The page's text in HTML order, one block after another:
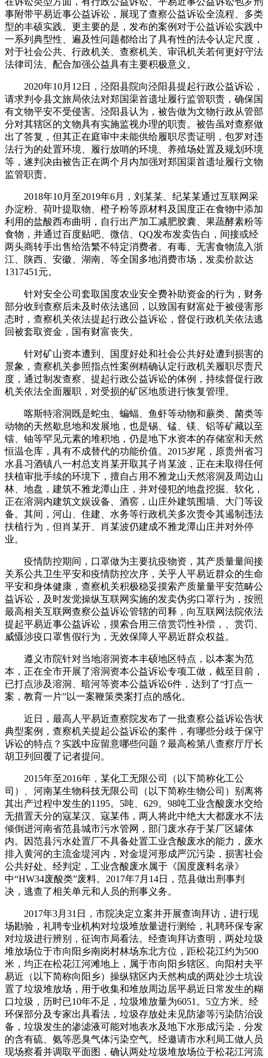
事附带平易近事公益诉讼，展现了查察公益诉讼全流程、多类
型的丰硕实践。更主要的是，发布的案例对于公益诉讼实践中
一系列典型性、遍及性问题都给出了具有性的法令认定尺度，
对于社会公共、行政机关、查察机关、审讯机关若何更好守法
法律司法、配合加强公益具有主要积极意义。
2020年10月12日，泾阳县院向泾阳县提起行政公益诉讼，
请求判令县文旅局依法对郑国渠首遗址履行监管职责，确保国
有文物平安不受侵害。泾阳县认为，被告做为文物行政从管部
分对其辖区的文物具有实施监视办理的职责。被告虽对查察做
出了答复，但其正在庭审中未能供给履职尽责证明，包罗对违
法行为的处置环境、履行放哨的环境、养殖场处置及规划环境
等，遂判决由被告正在两个月内加强对郑国渠首遗址履行文物
监管职责。
2018年10月至2019年6月，刘某某、纪某某通过互联网采
办淀粉、荷叶提取物、橙子粉等原材料及国度正在食物中添加
利用的盐酸西布曲明，自行出产加工减肥胶囊、果蔬酵素粉等
食物，并通过百度贴吧、微信、QQ发布发卖告白，间接或经
两头商转手出售给浩繁不特定消费者。有毒、无害食物流入浙
江、陕西、安徽、湖南、等全国多地消费市场，发卖价款达
1317451元。
针对安全公司套取国度农业安全费补助资金的行为，财务
部分收到查察后未及时依法逃回，以致国有财富处于被侵害形
态时，查察机关依法提起行政公益诉讼，督促行政机关依法逃
回被套取资金，国有财富丧失。
针对矿山资本遭到、国度好处和社会公共好处遭到损害的
景象，查察机关参照指点性案例精确认定行政机关履职尽责尺
度，通过制发查察、提起行政公益诉讼的体例，持续督促行政
机关依法全面履职，对受损的矿区地质进行恢复管理。
喀斯特溶洞既是蛇虫、蝙蝠、鱼虾等动物和蕨类、菌类等
动物的天然歇息地和发展地，也是锡、锰、镁、铝等矿藏以至
镭、铀等罕见元素的堆积地，仍是地下水资本的存储室和天然
恒温仓库，具有不成替代的功能价值。2015岁尾，原贵州省习
水县习酒镇八一村总支肖某开取其子肖某波，正在未取得任何
扶植审批手续的环境下，擅自占用不雅龙山天然溶洞及周边山
林、地盘，建筑不雅龙潭山庄，并对侵犯的地盘挖掘、软化，
正在溶洞内建筑文娱设备、酒窖，山庄外建筑围墙、大门等设
备。其间，河山、住建、水务等行政机关多次责令其遏制违法
扶植行为，但肖某开、肖某波仍建成不雅龙潭山庄并对外停
业。
疫情防控期间，口罩做为主要抗疫物资，其产质量量间接
关系公共卫生平安和疫情防控次序，关乎人平易近群众的生命
平安和身体健康，查察机关积极稳妥摸索产质量量平安范畴公
益诉讼，及时发觉操纵互联网实施的发卖伪劣口罩行为，按照
最高相关互联网查察公益诉讼管辖的司释，向互联网法院依法
提起平易近事公益诉讼，摸索合用三倍赏罚性补偿，、赏罚、
威慑涉疫口罩售假行为，无效保障人平易近群众权益。
遵义市院针对当地溶洞资本丰硕地区特点，以本案为范
本，正在全市开展了溶洞资本公益诉讼专项工做，截至目前，
已打点涉及溶洞、暗河等资本公益诉讼6件，达到了“打点一
案，教育一片”以一案鞭策类案打点的感化。
近日，最高人平易近查察院发布了一批查察公益诉讼告状
典型案例，查察机关提起公益诉讼的案件，有哪些分歧于保守
诉讼的特点？实践中应留意哪些问题？最高检第八查察厅厅长
胡卫列回覆了记者提问。
2015年至2016年，某化工无限公司（以下简称化工公
司）、河南某生物科技无限公司（以下简称生物公司）别离将
其出产过程中发生的1195。5吨、629。98吨工业含酸废水交给
无措置天分的寇某汉、寇某伟，两人将此中绝大大都废水不法
倾倒进河南省范县城市污水管网，部门废水存于某厂区罐体
内。因范县污水处置厂不具备处置工业含酸废水的能力，废水
排入黄河的主流金堤河内，对金堤河形成严沉污染，损害社会
公共好处。经判定，工业含酸废水属于《国度废料名录》
中“HW34废酸类”废料。2017年7月14日，范县做出刑事判
决，逃查了相关单元和人员的刑事义务。
2017年3月31日，市院决定立案并开展查询拜访，进行现
场勘验，礼聘专业机构对垃圾堆放量进行测绘，礼聘环保专家
对垃圾进行辨别，征询市局看法。经查询拜访查明，两处垃圾
堆放场位于市向阳乡南岗村林场东北方位，距松花江约为500
米，均正在松花江河滩地上，属于市向阳乡辖区。向阳村夫平
易近（以下简称向阳乡）操纵辖区内天然构成的两处沙土坑设
置了垃圾堆放场，用于收集和堆放周边居平易近日常发生的糊
口垃圾，历时已10年不足，垃圾堆放量为6051。5立方米。经
环保部分及专家出具看法，垃圾存放处未见防渗等污染防治设
备，垃圾发生的渗滤液可能对地表水及地下水形成污染，分发
的含有硫、氨等恶臭气体污染空气。经邀请市水利局工做人员
现场察看并调取平面图，确认两处垃圾堆放场位于松花江河流